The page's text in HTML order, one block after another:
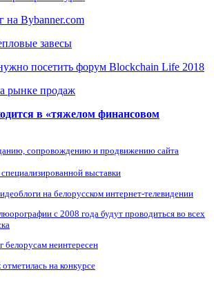
на Bybanner.com
завесы
посетить форум Blockchain Life 2018
рынке продаж
в «тяжелом финансовом
сопровождению и продвижению сайта
выставки
на белорусском интернет-телевидении
с 2008 года будут проводиться во всех
белорусам неинтересен
на конкурсе